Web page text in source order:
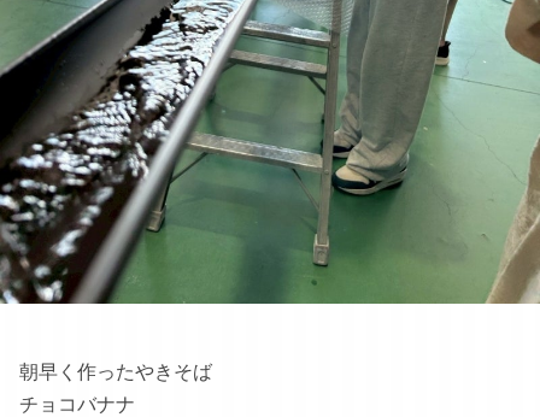
朝早く作ったやきそば
チョコバナナ